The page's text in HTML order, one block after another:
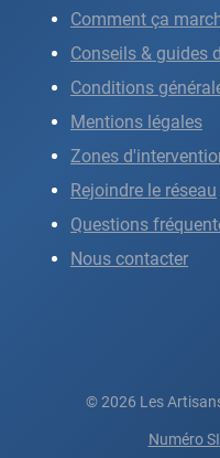
Comment ça
Conseils & guides
Conditions
Mentions légales
Zones
Rejoindre le réseau
Questions
Nous contacter
© 2026 Les
Numéro